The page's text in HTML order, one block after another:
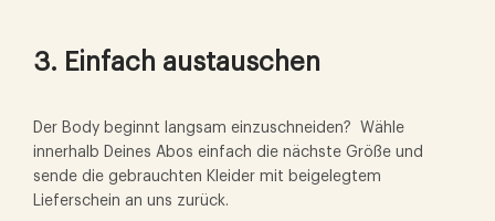
3. Einfach austauschen
Der Body beginnt langsam einzuschneiden? Wähle
innerhalb Deines Abos einfach die nächste Größe und
sende die gebrauchten Kleider mit beigelegtem
Lieferschein an uns zurück.